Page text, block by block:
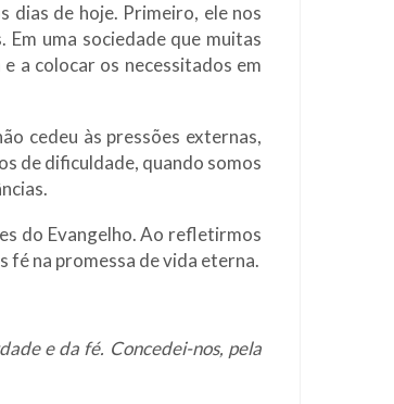
dias de hoje. Primeiro, ele nos
uma sociedade que muitas
a colocar os necessitados em
cedeu às pressões externas,
de dificuldade, quando somos
do Evangelho. Ao refletirmos
fé na promessa de vida eterna.
e da fé. Concedei-nos, pela